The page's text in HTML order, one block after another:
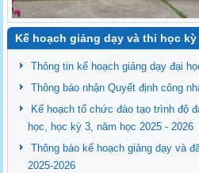
Kế hoạch giảng dạy và thi học kỳ
Thông tin kế hoạch giảng dạy đại
Thông báo nhận Quyết định công
Kế hoạch tổ chức đào tạo trình độ
học, học kỳ 3, năm học 2025 - 2026
Thông báo kế hoạch giảng dạy và
2025-2026